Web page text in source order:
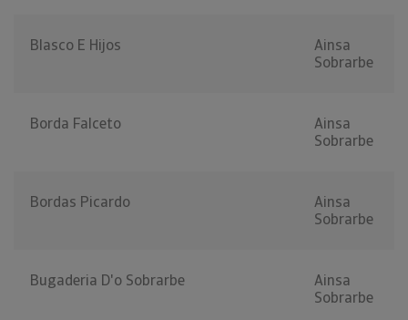
Blasco E Hijos
Ainsa
Sobrarbe
Borda Falceto
Ainsa
Sobrarbe
Bordas Picardo
Ainsa
Sobrarbe
Bugaderia D'o Sobrarbe
Ainsa
Sobrarbe